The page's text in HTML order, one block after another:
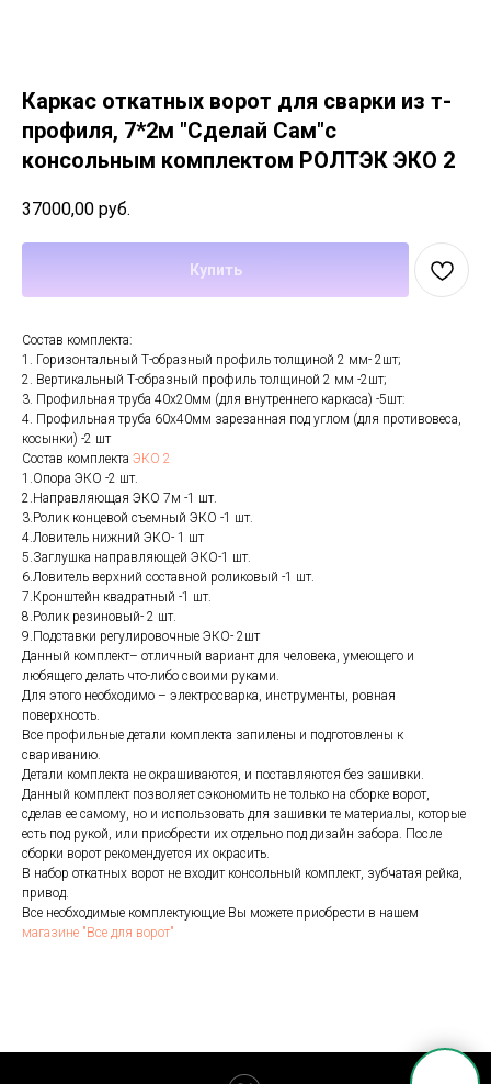
Каркас откатных ворот для сварки из т-
профиля, 7*2м "Сделай Сам"с
консольным комплектом РОЛТЭК ЭКО 2
37000,00 руб.
Купить
Состав комплекта:
1. Горизонтальный Т-образный профиль толщиной 2 мм- 2шт;
2. Вертикальный Т-образный профиль толщиной 2 мм -2шт;
3. Профильная труба 40х20мм (для внутреннего каркаса) -5шт:
4. Профильная труба 60х40мм зарезанная под углом (для противовеса,
косынки) -2 шт
Состав комплекта ЭКО 2
1.Опора ЭКО -2 шт.
2.Направляющая ЭКО 7м -1 шт.
3.Ролик концевой съемный ЭКО -1 шт.
4.Ловитель нижний ЭКО- 1 шт
5.Заглушка направляющей ЭКО-1 шт.
6.Ловитель верхний составной роликовый -1 шт.
7.Кронштейн квадратный -1 шт.
8.Ролик резиновый- 2 шт.
9.Подставки регулировочные ЭКО- 2шт
Данный комплект– отличный вариант для человека, умеющего и
любящего делать что-либо своими руками.
Для этого необходимо – электросварка, инструменты, ровная
поверхность.
Все профильные детали комплекта запилены и подготовлены к
свариванию.
Детали комплекта не окрашиваются, и поставляются без зашивки.
Данный комплект позволяет сэкономить не только на сборке ворот,
сделав ее самому, но и использовать для зашивки те материалы, которые
есть под рукой, или приобрести их отдельно под дизайн забора. После
сборки ворот рекомендуется их окрасить.
В набор откатных ворот не входит консольный комплект, зубчатая рейка,
привод.
Все необходимые комплектующие Вы можете приобрести в нашем
магазине "Все для ворот"